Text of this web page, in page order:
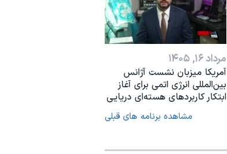
مرداد ۱۶, ۱۴۰۵
آمریکا میزبان نشست آژانس
بین‌المللی انرژی اتمی برای آغاز
ابتکار کاربردهای هسته‌ای دریایی
مشاهده برنامه های قبلی